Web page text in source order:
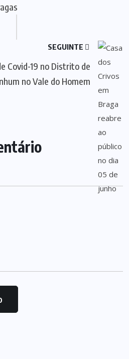
SEGUINTE
Covid-19 no Distrito de
no Vale do Homem